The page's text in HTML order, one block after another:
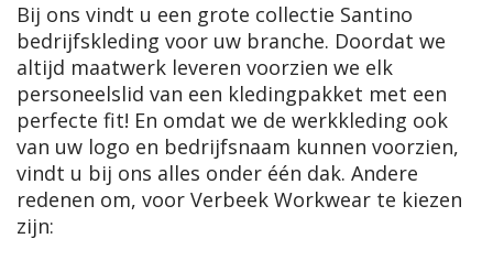
Bij ons vindt u een grote collectie Santino
bedrijfskleding voor uw branche. Doordat we
altijd maatwerk leveren voorzien we elk
personeelslid van een kledingpakket met een
perfecte fit! En omdat we de werkkleding ook
van uw logo en bedrijfsnaam kunnen voorzien,
vindt u bij ons alles onder één dak. Andere
redenen om, voor Verbeek Workwear te kiezen
zijn: